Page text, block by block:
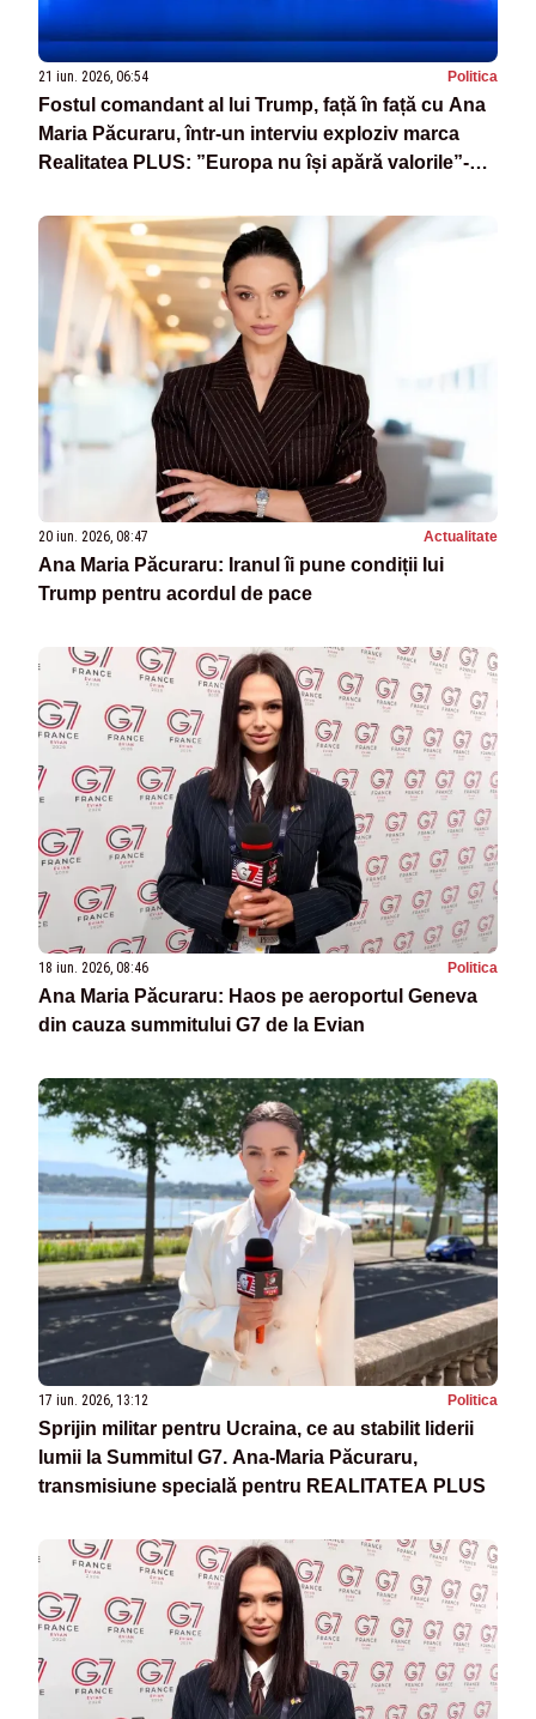
21 iun. 2026, 06:54 Politica
Fostul comandant al lui Trump, față în față cu Ana
Maria Păcuraru, într-un interviu exploziv marca
Realitatea PLUS: ”Europa nu își apără valorile”-
20 iun. 2026, 08:47 Actualitate
Ana Maria Păcuraru: Iranul îi pune condiții lui
Trump pentru acordul de pace
18 iun. 2026, 08:46 Politica
Ana Maria Păcuraru: Haos pe aeroportul Geneva
din cauza summitului G7 de la Evian
17 iun. 2026, 13:12 Politica
Sprijin militar pentru Ucraina, ce au stabilit liderii
lumii la Summitul G7. Ana-Maria Păcuraru,
transmisiune specială pentru REALITATEA PLUS